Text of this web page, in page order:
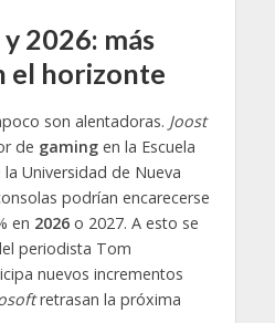
2026: más
el horizonte
son alentadoras. Joost
de gamingen la Escuela
Universidad de Nueva
podrían encarecerse
en 2026o 2027. A esto se
periodista Tom
nuevos incrementos
retrasan la próxima